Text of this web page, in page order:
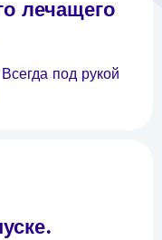
лечащего
под рукой